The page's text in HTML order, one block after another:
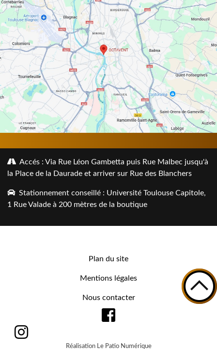
Accés : Via Rue Léon Gambetta puis Rue Malbec jusqu'à
la Place de la Daurade et arriver sur Rue des Blanchers
Stationnement conseillé : Université Toulouse Capitole,
1 Rue Valade à 200 mètres de la boutique
Plan du site
Mentions légales
Nous contacter
Réalisation Le Patio Numérique